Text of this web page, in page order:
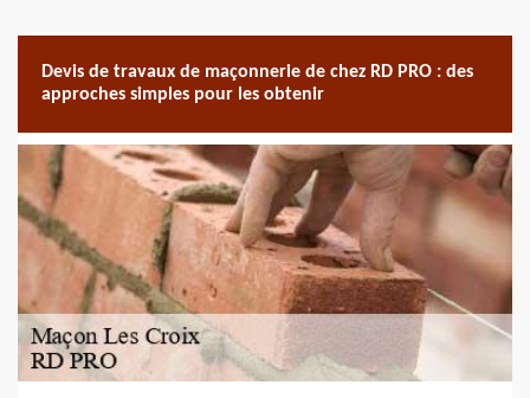
Devis de travaux de maçonnerie de chez RD PRO : des
approches simples pour les obtenir